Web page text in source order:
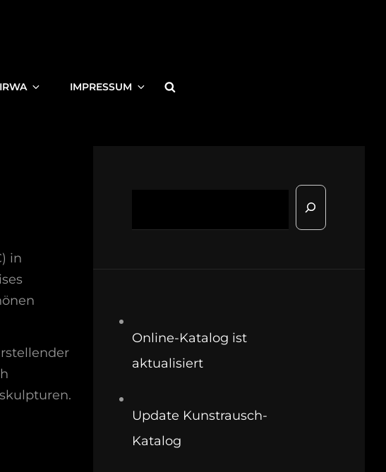
IMPRESSUM
in
Online-Katalog ist
aktualisiert
Update Kunstrausch-
Katalog